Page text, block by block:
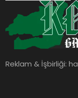
YAŞAM
DÜNYA
Reklam & İşbirliği: